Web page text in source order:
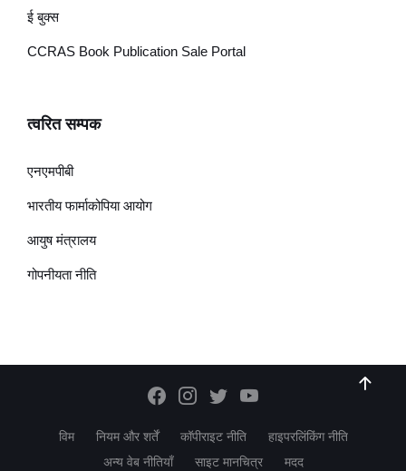
ई बुक्स
CCRAS Book Publication Sale Portal
त्वरित सम्पक
एनएमपीबी
भारतीय फार्माकोपिया आयोग
आयुष मंत्रालय
गोपनीयता नीति
विम नियम और शर्तें कॉपीराइट नीति
हाइपरलिंकिंग नीति
अन्य वेब नीतियाँ
साइट मानचित्र मदद